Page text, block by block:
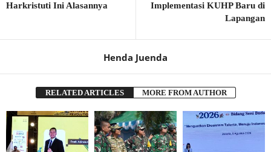
Harkristuti Ini Alasannya
Implementasi KUHP Baru di
Lapangan
Henda Juenda
RELATED ARTICLES MORE FROM AUTHOR